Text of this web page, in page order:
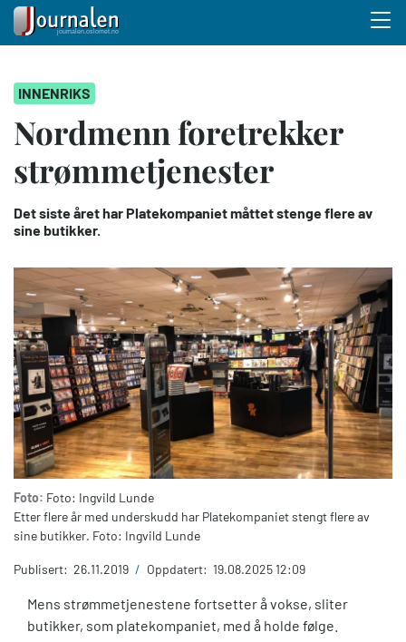
hovedinnhold
INNENRIKS
Nordmenn foretrekker
strømmetjenester
Det siste året har Platekompaniet måttet stenge flere av
sine butikker.
Foto: Foto: Ingvild Lunde
Etter flere år med underskudd har Platekompaniet stengt flere av
sine butikker. Foto: Ingvild Lunde
Publisert: 26.11.2019 / Oppdatert: 19.08.2025 12:09
Mens strømmetjenestene fortsetter å vokse, sliter
butikker, som platekompaniet, med å holde følge.